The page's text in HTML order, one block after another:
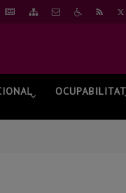
ANARANARCONTACTAR
ANARRSS
OCUPABILITAT